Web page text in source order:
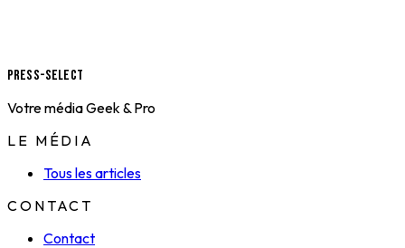
Press-Select
Votre média Geek & Pro
LE MÉDIA
Tous les articles
CONTACT
Contact